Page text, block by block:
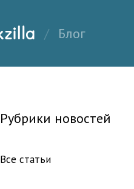
Блог
Рубрики новостей
Все статьи